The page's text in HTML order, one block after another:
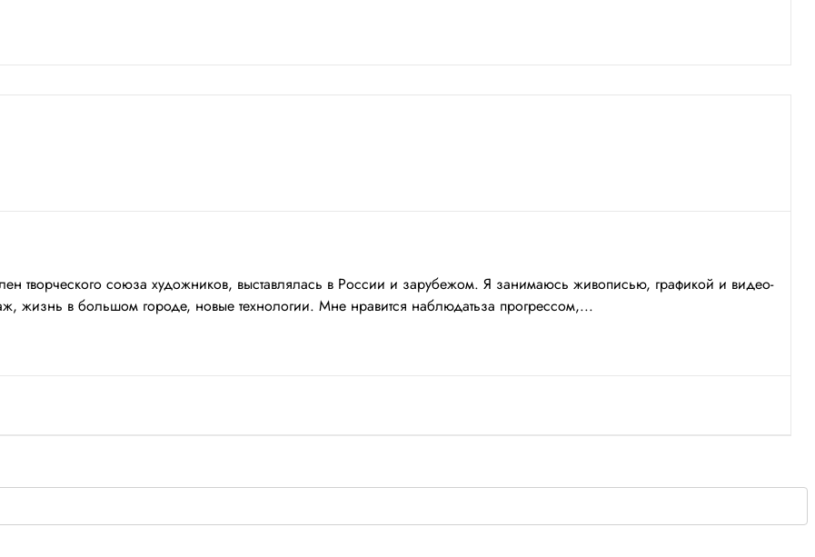
творческого союза художников, выставлялась в России и зарубежом. Я занимаюсь живописью, графикой и видео-
жизнь в большом городе, новые технологии. Мне нравится наблюдатьза прогрессом,...